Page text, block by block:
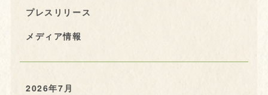
プレスリリース
メディア情報
2026年7月